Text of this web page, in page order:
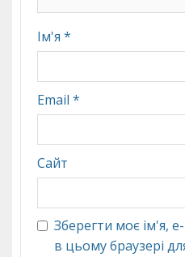
Ім'я *
Email *
Сайт
Зберегти моє ім'я,
в цьому браузері